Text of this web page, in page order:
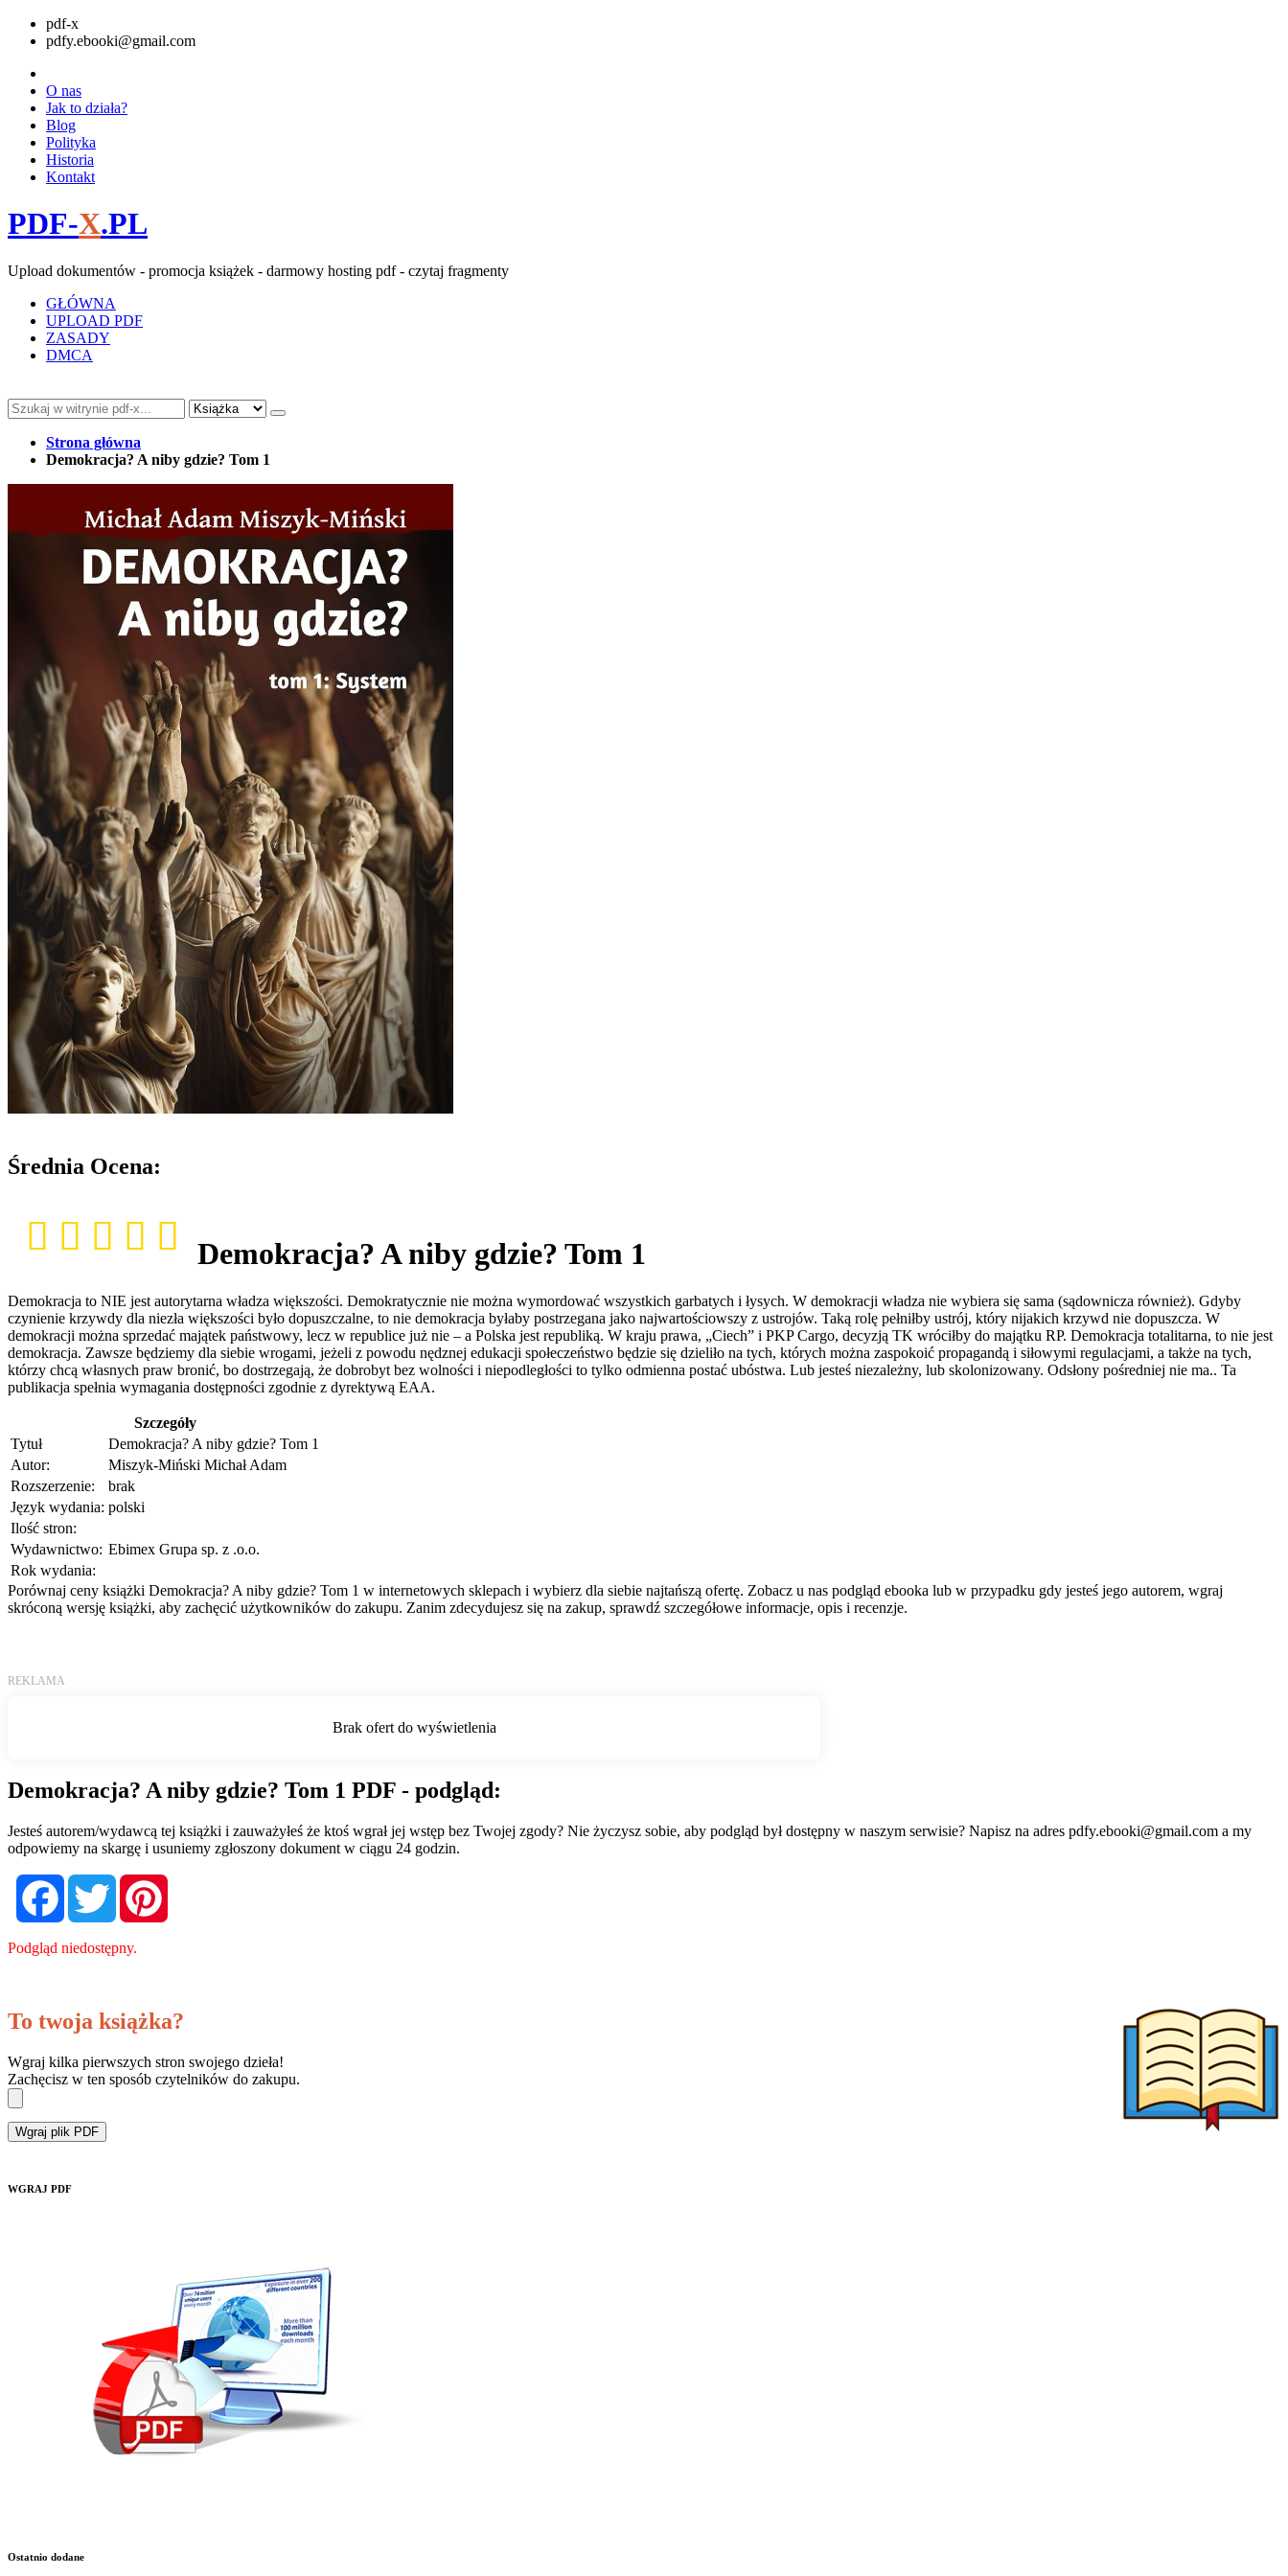
pdf-x
pdfy.ebooki@gmail.com
O nas
Jak to działa?
Blog
Polityka
Historia
Kontakt
PDF-X.PL
Upload dokumentów - promocja książek - darmowy hosting pdf - czytaj fragmenty
GŁÓWNA
UPLOAD PDF
ZASADY
DMCA
Strona główna
Demokracja? A niby gdzie? Tom 1
Średnia Ocena:
Demokracja? A niby gdzie? Tom 1
Demokracja to NIE jest autorytarna władza większości. Demokratycznie nie można wymordować wszystkich garbatych i łysych. W demokracji władza nie wybiera się sama (sądownicza również). Gdyby
czynienie krzywdy dla niezła większości było dopuszczalne, to nie demokracja byłaby postrzegana jako najwartościowszy z ustrojów. Taką rolę pełniłby ustrój, który nijakich krzywd nie dopuszcza. W
demokracji można sprzedać majątek państwowy, lecz w republice już nie – a Polska jest republiką. W kraju prawa, „Ciech” i PKP Cargo, decyzją TK wróciłby do majątku RP. Demokracja totalitarna, to nie jest
demokracja. Zawsze będziemy dla siebie wrogami, jeżeli z powodu nędznej edukacji społeczeństwo będzie się dzieliło na tych, których można zaspokoić propagandą i siłowymi regulacjami, a także na tych,
którzy chcą własnych praw bronić, bo dostrzegają, że dobrobyt bez wolności i niepodległości to tylko odmienna postać ubóstwa. Lub jesteś niezależny, lub skolonizowany. Odsłony pośredniej nie ma.. Ta
publikacja spełnia wymagania dostępności zgodnie z dyrektywą EAA.
Szczegóły
Tytuł
Demokracja? A niby gdzie? Tom 1
Autor:
Miszyk-Miński Michał Adam
Rozszerzenie:
brak
Język wydania: polski
Ilość stron:
Wydawnictwo: Ebimex Grupa sp. z .o.o.
Rok wydania:
Porównaj ceny książki Demokracja? A niby gdzie? Tom 1 w internetowych sklepach i wybierz dla siebie najtańszą ofertę. Zobacz u nas podgląd ebooka lub w przypadku gdy jesteś jego autorem, wgraj
skróconą wersję książki, aby zachęcić użytkowników do zakupu. Zanim zdecydujesz się na zakup, sprawdź szczegółowe informacje, opis i recenzje.
Demokracja? A niby gdzie? Tom 1 PDF - podgląd:
Jesteś autorem/wydawcą tej książki i zauważyłeś że ktoś wgrał jej wstęp bez Twojej zgody? Nie życzysz sobie, aby podgląd był dostępny w naszym serwisie? Napisz na adres pdfy.ebooki@gmail.com a my
odpowiemy na skargę i usuniemy zgłoszony dokument w ciągu 24 godzin.
FacebookTwitter
Podgląd niedostępny.
To twoja książka?
Wgraj kilka pierwszych stron swojego dzieła!
Zachęcisz w ten sposób czytelników do zakupu.
Wgraj plik PDF
WGRAJ PDF
Ostatnio dodane